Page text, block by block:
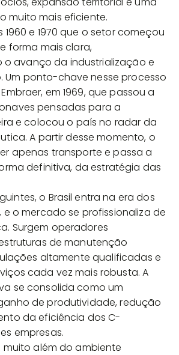
muito mais eficiente.
1960 e 1970 que o setor começou
forma mais clara,
avanço da industrialização e
Um ponto-chave nesse processo
em 1969, que passou a
pensadas para a
e colocou o país no radar da
A partir desse momento, o
apenas transporte e passa a
definitiva, da estratégia das
o Brasil entra na era dos
e o mercado se profissionaliza de
Surgem operadores
de manutenção
altamente qualificadas e
cada vez mais robusta. A
se consolida como um
de produtividade, redução
da eficiência dos C-
empresas.
muito além do ambiente